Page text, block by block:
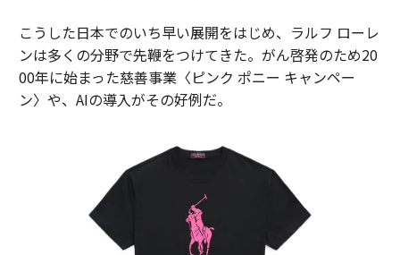
こうした日本でのいち早い展開をはじめ、ラルフ ローレ
ンは多くの分野で先鞭をつけてきた。がん啓発のため20
00年に始まった慈善事業〈ピンク ポニー キャンペー
ン〉や、AIの導入がその好例だ。